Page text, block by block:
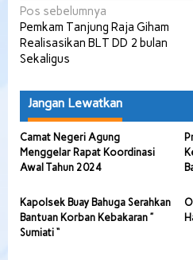
Navigasi
pos
Pos sebelumnya
Pemkam Tanjung Raja Giham
Realisasikan BLT DD 2 bulan
Sekaligus
Jangan Lewatkan
Camat Negeri Agung
Menggelar Rapat Koordinasi
Awal Tahun 2024
Kapolsek Buay Bahuga Serahkan
Bantuan Korban Kebakaran ”
Sumiati “